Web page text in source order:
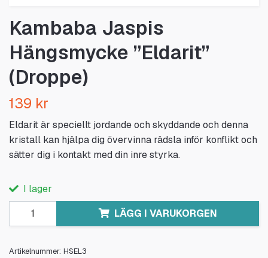
Kambaba Jaspis
Hängsmycke ”Eldarit”
(Droppe)
139 kr
Eldarit är speciellt jordande och skyddande och denna
kristall kan hjälpa dig övervinna rädsla inför konflikt och
sätter dig i kontakt med din inre styrka.
I lager
LÄGG I VARUKORGEN
Artikelnummer: HSEL3